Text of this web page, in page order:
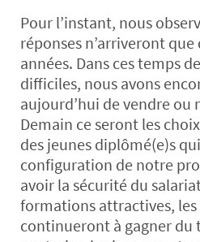
Pour l’instant, nous
réponses n’arriveront
années. Dans ces temps
difficiles, nous avons
aujourd’hui de vendre
Demain ce seront les
des jeunes diplômé(e)s
configuration de notre
avoir la sécurité du
formations attractives, les
continueront à gagner du